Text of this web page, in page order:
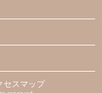
セスマップ